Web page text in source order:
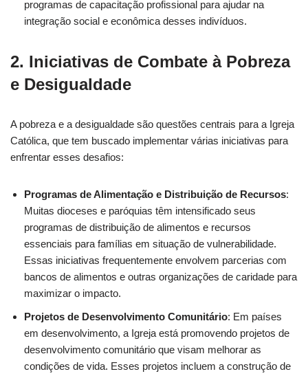
programas de capacitação profissional para ajudar na
integração social e econômica desses indivíduos.
2. Iniciativas de Combate à Pobreza
e Desigualdade
A pobreza e a desigualdade são questões centrais para a Igreja
Católica, que tem buscado implementar várias iniciativas para
enfrentar esses desafios:
Programas de Alimentação e Distribuição de Recursos:
Muitas dioceses e paróquias têm intensificado seus
programas de distribuição de alimentos e recursos
essenciais para famílias em situação de vulnerabilidade.
Essas iniciativas frequentemente envolvem parcerias com
bancos de alimentos e outras organizações de caridade para
maximizar o impacto.
Projetos de Desenvolvimento Comunitário: Em países
em desenvolvimento, a Igreja está promovendo projetos de
desenvolvimento comunitário que visam melhorar as
condições de vida. Esses projetos incluem a construção de